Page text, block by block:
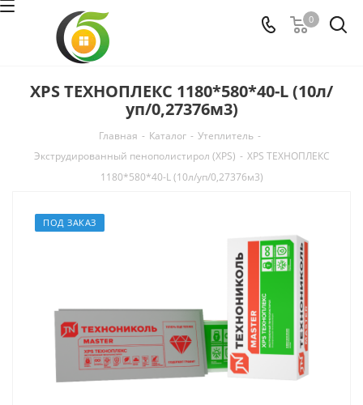
0
XPS ТЕХНОПЛЕКС 1180*580*40-L (10л/
уп/0,27376м3)
Главная - Каталог - Утеплитель -
Экструдированный пенополистирол (XPS) - XPS ТЕХНОПЛЕКС
1180*580*40-L (10л/уп/0,27376м3)
ПОД ЗАКАЗ